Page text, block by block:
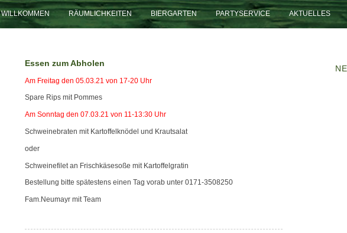
WILLKOMMEN RÄUMLICHKEITEN BIERGARTEN PARTYSERVICE AKTUELLES
Essen zum Abholen
Am Freitag den 05.03.21 von 17-20 Uhr
Spare Rips mit Pommes
Am Sonntag den 07.03.21 von 11-13:30 Uhr
Schweinebraten mit Kartoffelknödel und Krautsalat
oder
Schweinefilet an Frischkäsesoße mit Kartoffelgratin
Bestellung bitte spätestens einen Tag vorab unter 0171-3508250
Fam.Neumayr mit Team